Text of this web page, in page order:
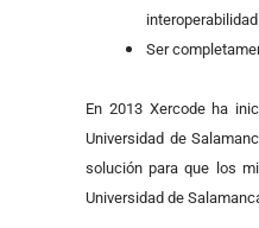
Ser
En 2013 Xercode ha
Universidad de
solución para que los
Universidad de